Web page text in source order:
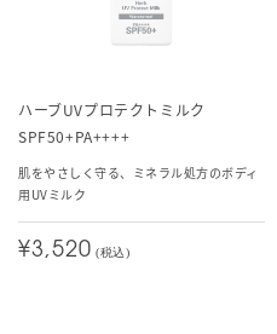
ハーブUVプロテクトミルク
SPF50+PA++++
肌をやさしく守る、ミネラル処方のボディ
用UVミルク
¥3,520 (税込)